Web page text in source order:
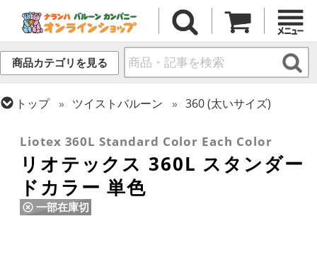
商品カテゴリを見る
トップ ツイストバルーン
360 (太いサイズ)
Liotex 360L Standard Color Each Color
リオテックス 360L スタンダー
ドカラー 単色
一部在庫切